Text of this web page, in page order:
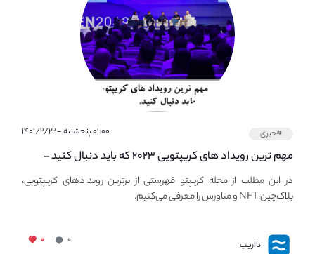
#خبری ۰۱:۰۰ پنجشنبه - ۱۴۰۱/۲/۲۲
مهم ترین رویداد های کریپتویی ۲۰۲۳ که باید دنبال کنید –
معرفی بهترین رویداد های جهانی
در این مطلب از مجله کریپتو فهرستی از برترین رویدادهای کریپتویی،
بلاک‌چین،NFT و متاورس را معرفی می‌کنیم.
نااریب ۰ ۰